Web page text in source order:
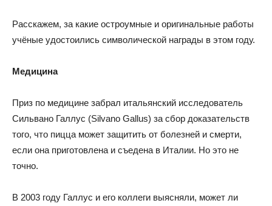
Расскажем, за какие остроумные и оригинальные работы
учёные удостоились символической награды в этом году.
Медицина
Приз по медицине забрал итальянский исследователь
Сильвано Галлус (Silvano Gallus) за сбор доказательств
того, что пицца может защитить от болезней и смерти,
если она приготовлена и съедена в Италии. Но это не
точно.
В 2003 году Галлус и его коллеги выясняли, может ли